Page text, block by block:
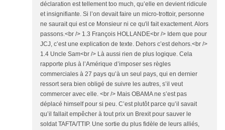
déclaration est tellement too much, qu’elle en devient ridicule
et insignifiante. Si l’on devait faire un micro-trottoir, personne
ne saurait qui est ce Monsieur ni ce qu'il fait exactement. Alors
passons.<br /> 1.3 François HOLLANDE<br /> Idem que pour
JCJ, c’est une explication de texte. Dehors c’est dehors.<br />
1.4 Uncle Sam<br /> Là aussi rien de plus logique. Cela
rapporte plus à l’Amérique d’imposer ses règles
commerciales à 27 pays qu’à un seul pays, qui en dernier
ressort sera bien obligé de suivre les autres, s’il veut
commercer avec elle. <br /> Mais OBAMA ne s’est pas
déplacé himself pour si peu. C’est plutôt parce qu’il savait
qu’il fallait empêcher à tout prix un Brexit pour sauver le
soldat TAFTA/TTIP. Une sortie du plus fidèle de leurs alliés,